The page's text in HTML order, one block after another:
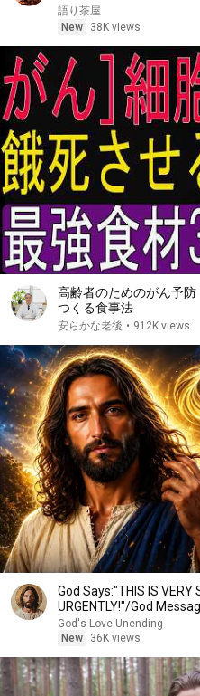
笑した。しかし5分後、
エピソード#老後の物語
語り茶屋
New
38K views
高齢者のためのがん予
つくる食事法
安らかな老後 • 912K views
God Says:"THIS IS VERY
URGENTLY!"/God
God's Love Unending
New
36K views